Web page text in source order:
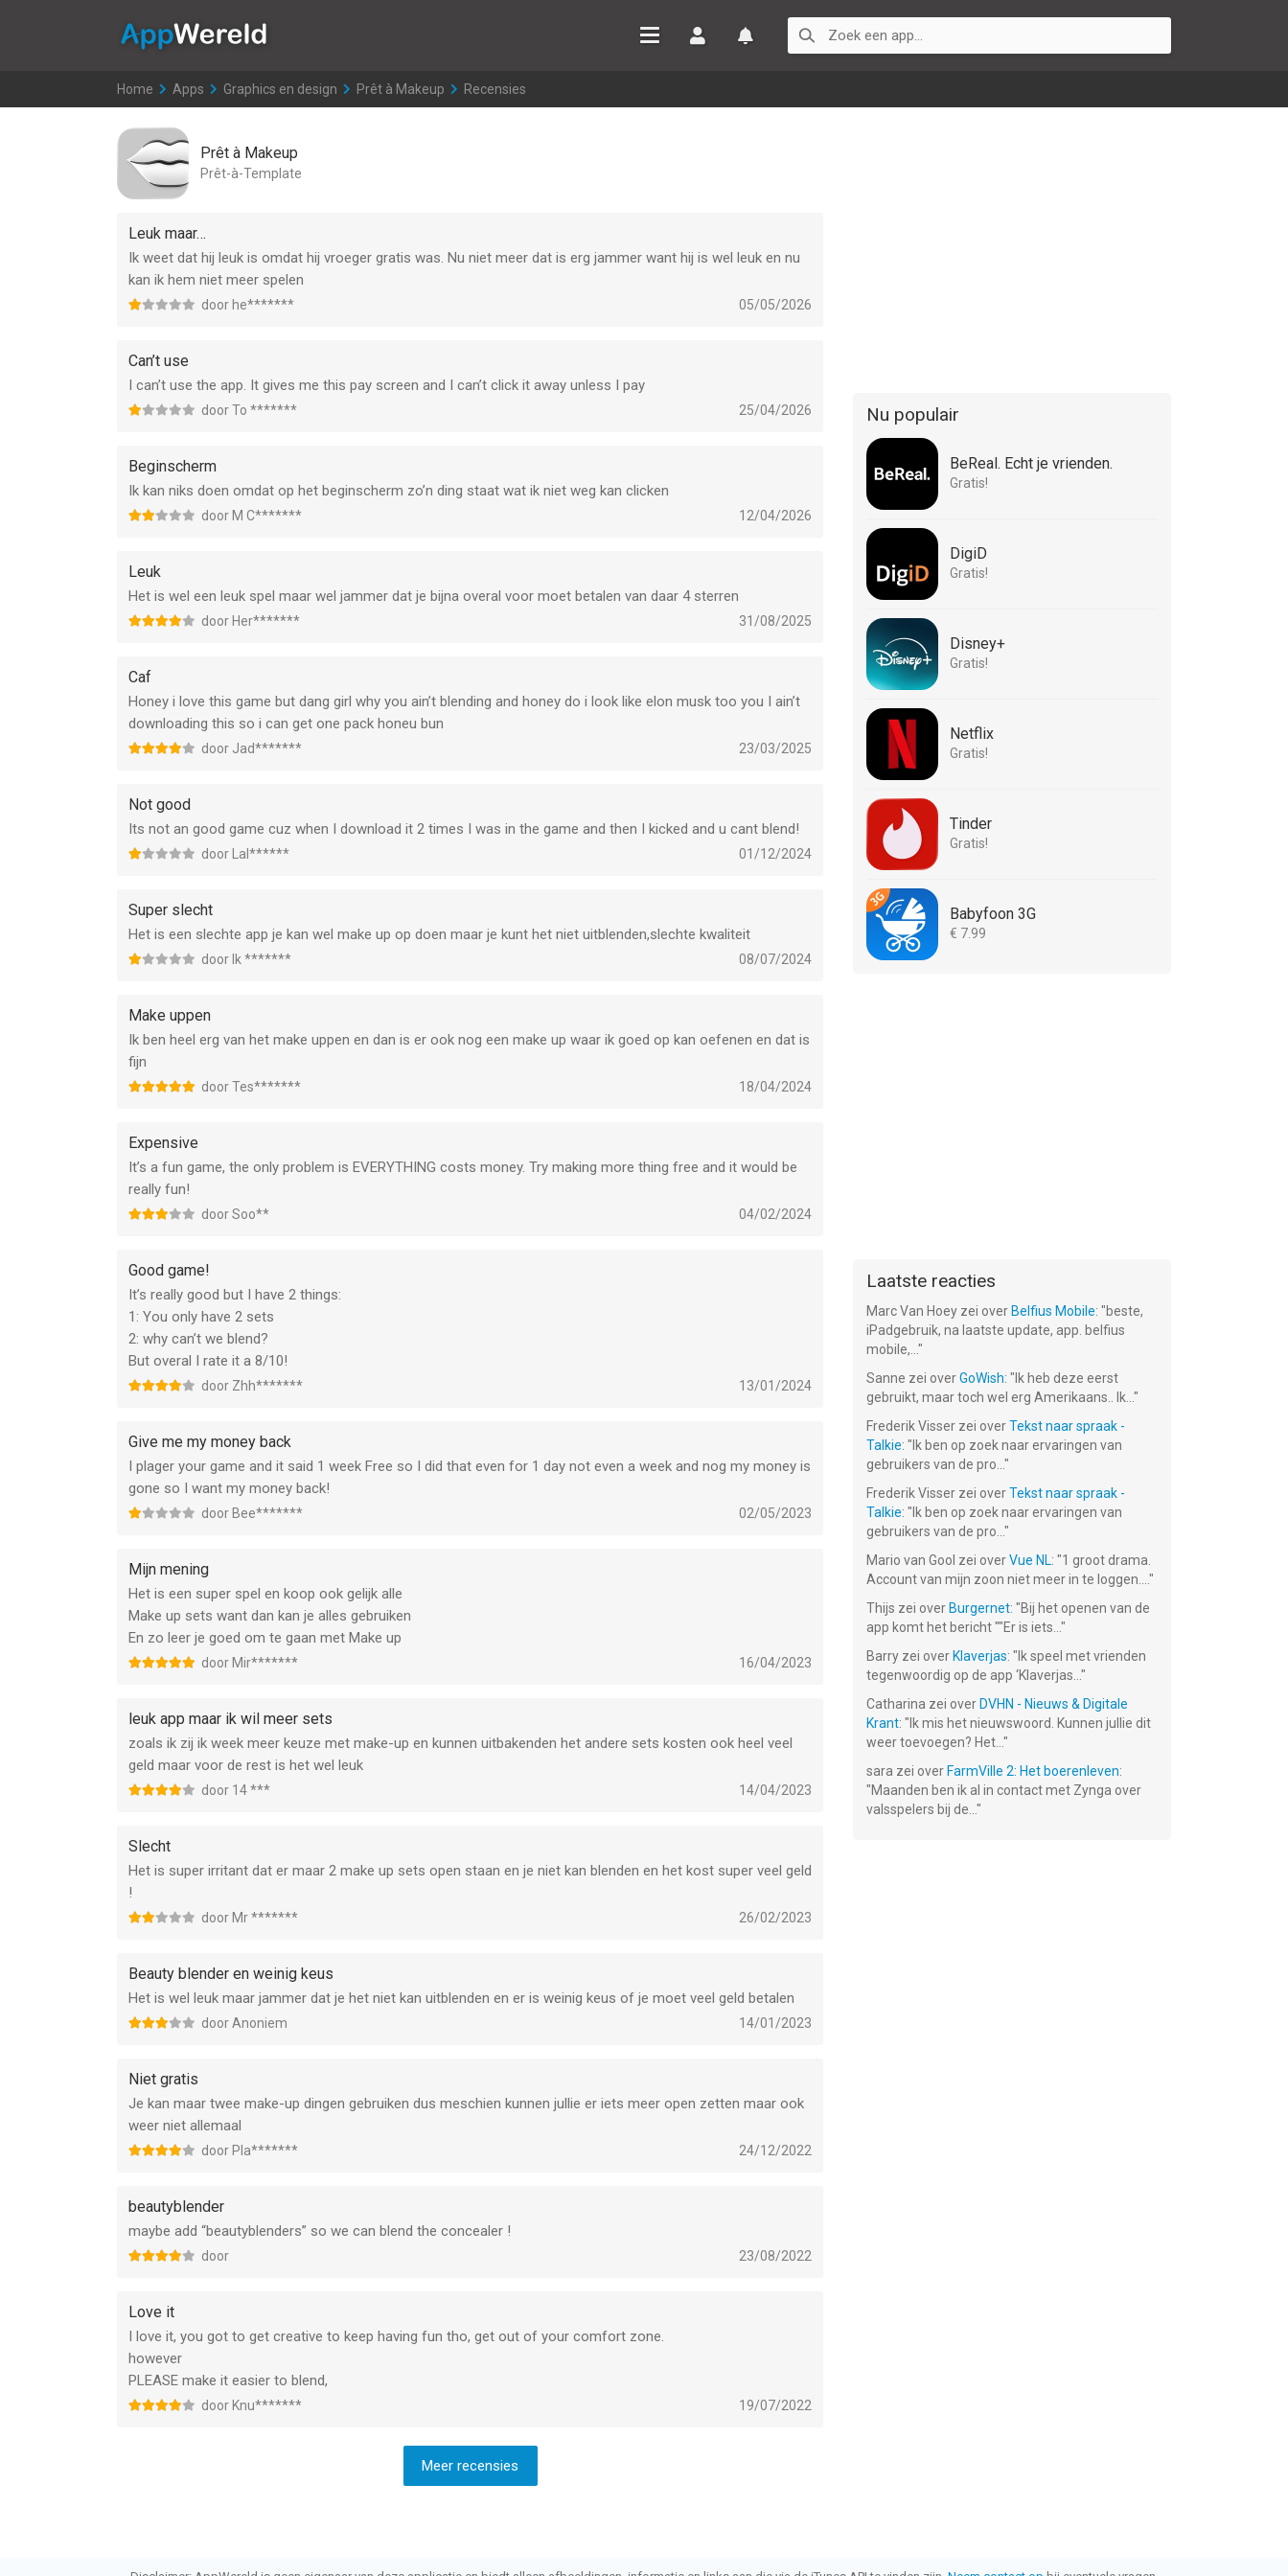
Home >
Apps >
Graphics en design >
Prêt à Makeup >
Recensies
Prêt à Makeup
Prêt-à-Template
Leuk maar…
Ik weet dat hij leuk is omdat hij vroeger gratis was. Nu niet meer dat is erg jammer want hij is wel leuk en nu
kan ik hem niet meer spelen
door he******* 05/05/2026
Can’t use
I can’t use the app. It gives me this pay screen and I can’t click it away unless I pay
door To ******* 25/04/2026
Beginscherm
Ik kan niks doen omdat op het beginscherm zo’n ding staat wat ik niet weg kan clicken
door M C******* 12/04/2026
Leuk
Het is wel een leuk spel maar wel jammer dat je bijna overal voor moet betalen van daar 4 sterren
door Her******* 31/08/2025
Caf
Honey i love this game but dang girl why you ain’t blending and honey do i look like elon musk too you I ain’t
downloading this so i can get one pack honeu bun
door Jad******* 23/03/2025
Not good
Its not an good game cuz when I download it 2 times I was in the game and then I kicked and u cant blend!
door Lal****** 01/12/2024
Super slecht
Het is een slechte app je kan wel make up op doen maar je kunt het niet uitblenden,slechte kwaliteit
door Ik ******* 08/07/2024
Make uppen
Ik ben heel erg van het make uppen en dan is er ook nog een make up waar ik goed op kan oefenen en dat is
fijn
door Tes******* 18/04/2024
Expensive
It’s a fun game, the only problem is EVERYTHING costs money. Try making more thing free and it would be
really fun!
door Soo** 04/02/2024
Good game!
It’s really good but I have 2 things:
1: You only have 2 sets
2: why can’t we blend?
But overal I rate it a 8/10!
door Zhh******* 13/01/2024
Give me my money back
I plager your game and it said 1 week Free so I did that even for 1 day not even a week and nog my money is
gone so I want my money back!
door Bee******* 02/05/2023
Mijn mening
Het is een super spel en koop ook gelijk alle
Make up sets want dan kan je alles gebruiken
En zo leer je goed om te gaan met Make up
door Mir******* 16/04/2023
leuk app maar ik wil meer sets
zoals ik zij ik week meer keuze met make-up en kunnen uitbakenden het andere sets kosten ook heel veel
geld maar voor de rest is het wel leuk
door 14 *** 14/04/2023
Slecht
Het is super irritant dat er maar 2 make up sets open staan en je niet kan blenden en het kost super veel geld
!
door Mr ******* 26/02/2023
Beauty blender en weinig keus
Het is wel leuk maar jammer dat je het niet kan uitblenden en er is weinig keus of je moet veel geld betalen
door Anoniem 14/01/2023
Niet gratis
Je kan maar twee make-up dingen gebruiken dus meschien kunnen jullie er iets meer open zetten maar ook
weer niet allemaal
door Pla******* 24/12/2022
beautyblender
maybe add “beautyblenders” so we can blend the concealer !
door 23/08/2022
Love it
I love it, you got to get creative to keep having fun tho, get out of your comfort zone.
however
PLEASE make it easier to blend,
door Knu******* 19/07/2022
Meer recensies
Nu populair
BeReal. Echt je vrienden.
Gratis!
DigiD
Gratis!
Disney+
Gratis!
Netflix
Gratis!
Tinder
Gratis!
Babyfoon 3G
€ 7.99
Laatste reacties
Marc Van Hoey zei over Belfius Mobile: "beste,
iPadgebruik, na laatste update, app. belfius
mobile,... "
Sanne zei overGoWish: " Ik heb deze eerst
gebruikt, maar toch wel erg Amerikaans.. Ik... "
Frederik Visser zei overTekst naar spraak -
Talkie: " Ik ben op zoek naar ervaringen van
gebruikers van de pro... "
Frederik Visser zei overTekst naar spraak -
Talkie: " Ik ben op zoek naar ervaringen van
gebruikers van de pro... "
Mario van Gool zei overVue NL: "1 groot drama.
Account van mijn zoon niet meer in te loggen.... "
Thijs zei over Burgernet: "Bij het openen van de
app komt het bericht ""Er is iets... "
Barry zei over Klaverjas: " Ik speel met vrienden
tegenwoordig op de app ‘Klaverjas... "
Catharina zei over DVHN - Nieuws & Digitale
Krant: " Ik mis het nieuwswoord. Kunnen jullie dit
weer toevoegen? Het... "
sara zei over FarmVille 2: Het boerenleven:
"Maanden ben ik al in contact met Zynga over
valsspelers bij de... "